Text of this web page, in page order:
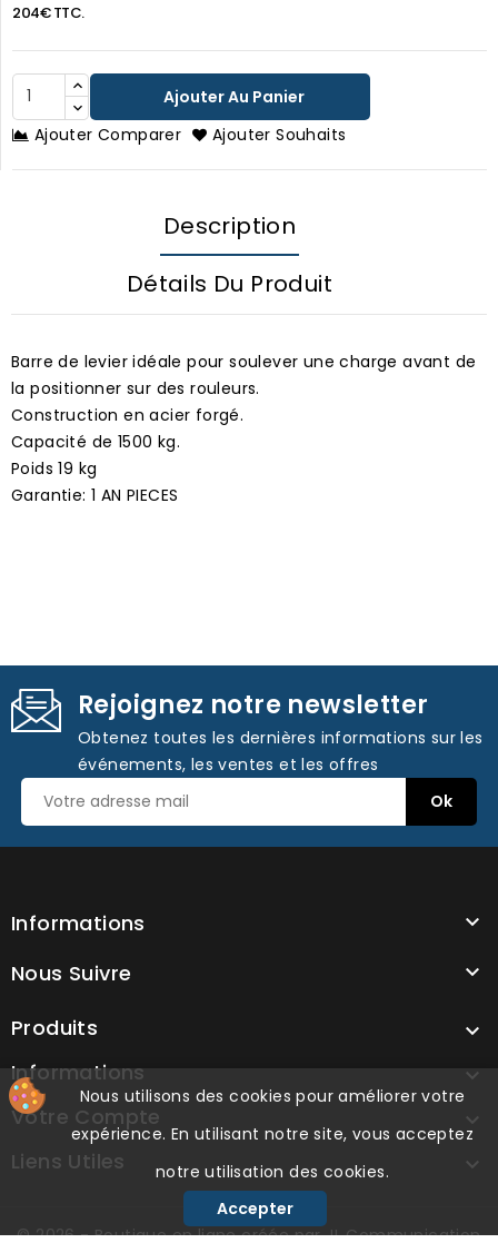
204€ TTC.
Ajouter Au Panier
Ajouter Comparer
Ajouter Souhaits
Description
Détails Du Produit
Barre de levier idéale pour soulever une charge avant de
la positionner sur des rouleurs.
Construction en acier forgé.
Capacité de 1500 kg.
Poids 19 kg
Garantie: 1 AN PIECES
Rejoignez notre newsletter
Obtenez toutes les dernières informations sur les
événements, les ventes et les offres
Informations 
Nous Suivre 
Produits 
Informations 
Votre Compte 
Liens Utiles 
Nous utilisons des cookies pour améliorer votre
expérience. En utilisant notre site, vous acceptez
notre utilisation des cookies.
Accepter
© 2026 - Boutique en ligne créée par JL Communication